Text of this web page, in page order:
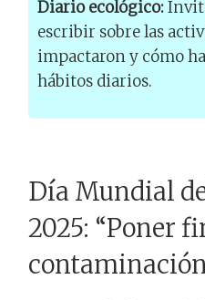
Diario ecológico:
escribir sobre las
impactaron y cómo
hábitos diarios.
Día Mundial
2025: “Poner